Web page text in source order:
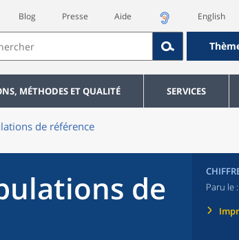
Blog Presse Aide English
MÉTHODES ET QUALITÉ SERVICES
de référence
de
Paru le